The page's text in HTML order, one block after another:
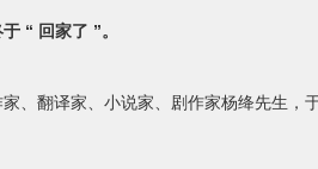
“ 回家了 ”。
、翻译家、小说家、剧作家杨绛先生，